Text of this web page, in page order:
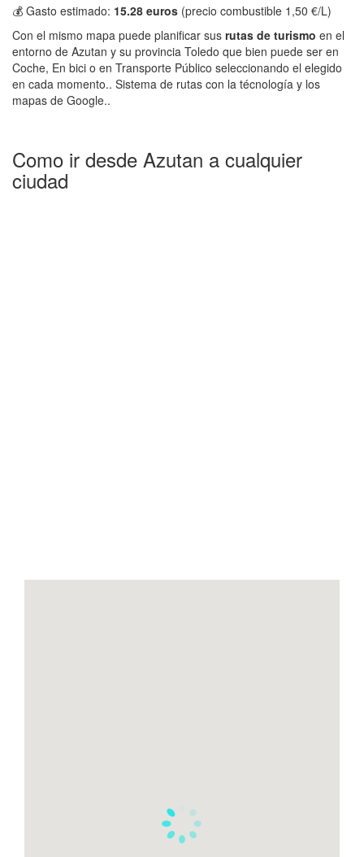
💰 Gasto estimado: 15.28 euros (precio combustible 1,50 €/L)
Con el mismo mapa puede planificar sus rutas de turismo en el
entorno de Azutan y su provincia Toledo que bien puede ser en
Coche, En bici o en Transporte Público seleccionando el elegido
en cada momento.. Sistema de rutas con la técnología y los
mapas de Google..
Como ir desde Azutan a cualquier
ciudad